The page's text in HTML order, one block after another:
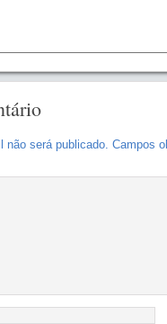
não será publicado. Campos